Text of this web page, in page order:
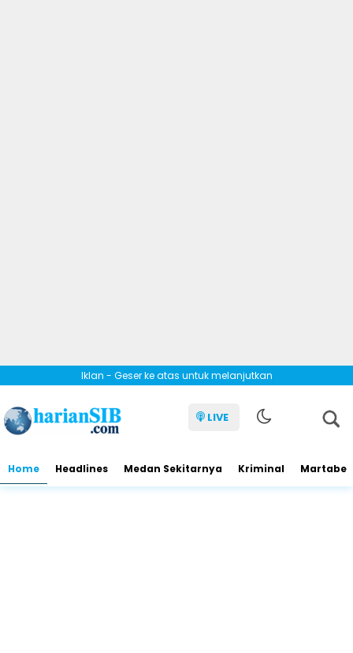
Iklan - Geser ke atas untuk melanjutkan
LIVE
Home Headlines Medan Sekitarnya Kriminal Martabe